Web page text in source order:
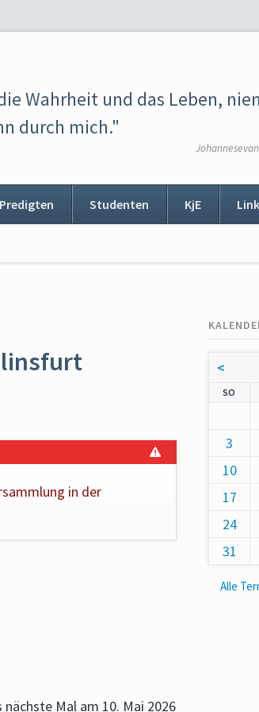
Wahrheit und das Leben,
durch mich."
Predigten Studenten KjE
in der
Mal am 10. Mai 2026
<
SO
3
10
17
24
31
Alle